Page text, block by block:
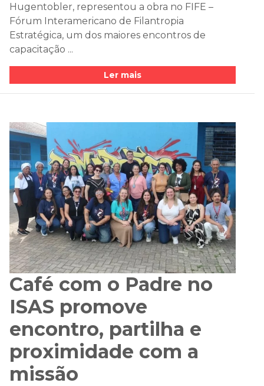
Hugentobler, representou a obra no FIFE –
Fórum Interamericano de Filantropia
Estratégica, um dos maiores encontros de
capacitação ...
Ler mais
Café com o Padre no
ISAS promove
encontro, partilha e
proximidade com a
missão